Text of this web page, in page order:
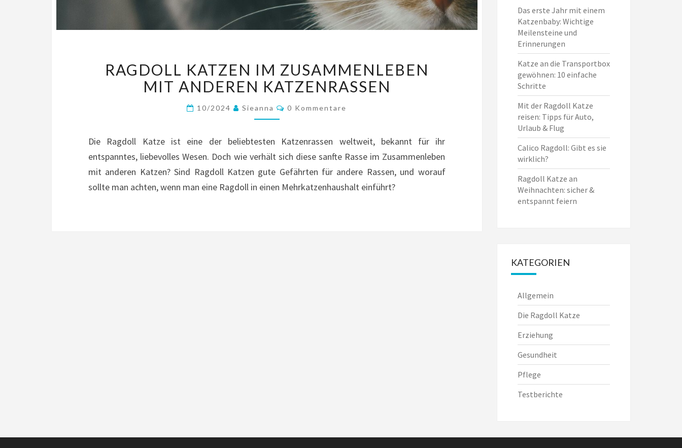
KATZEN
IM
ZUSAMMENLEBEN
MIT
ANDEREN
RAGDOLL KATZEN IM ZUSAMMENLEBEN
MIT ANDEREN KATZENRASSEN
10/2024 Sieanna Kommentare
0 Kommentare
Die Ragdoll Katze ist eine der beliebtesten Katzenrassen weltweit, bekannt für ihr
entspanntes, liebevolles Wesen. Doch wie verhält sich diese sanfte Rasse im Zusammenleben
mit anderen Katzen? Sind Ragdoll Katzen gute Gefährten für andere Rassen, und worauf
sollte man achten, wenn man eine Ragdoll in einen Mehrkatzenhaushalt einführt?
Das erste Jahr mit einem
Katzenbaby: Wichtige
Meilensteine und
Erinnerungen
Katze an die Transportbox
gewöhnen: 10 einfache
Schritte
Mit der Ragdoll Katze
reisen: Tipps für Auto,
Urlaub & Flug
Calico Ragdoll: Gibt es sie
wirklich?
Ragdoll Katze an
Weihnachten: sicher &
entspannt feiern
KATEGORIEN
Allgemein
Die Ragdoll Katze
Erziehung
Gesundheit
Pflege
Testberichte